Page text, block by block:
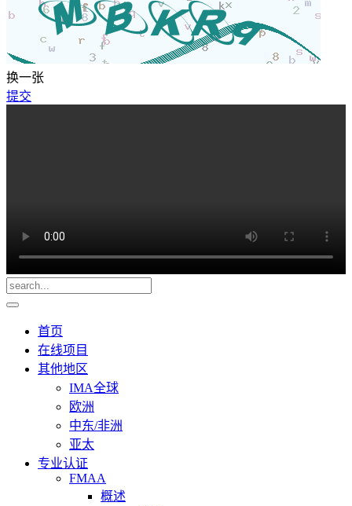
换一张
提交
首页
在线项目
其他地区
IMA全球
欧洲
中东/非洲
亚太
专业认证
FMAA
概述